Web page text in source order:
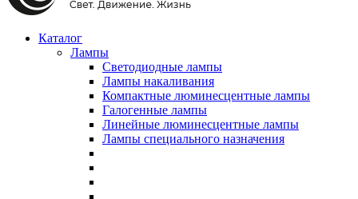
Каталог
Лампы
Светодиодные лампы
Лампы накаливания
Компактные люминесцентные лампы
Галогенные лампы
Линейные люминесцентные лампы
Лампы специального назначения